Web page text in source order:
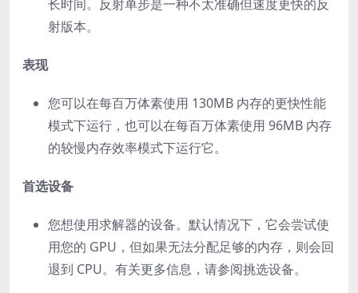
长时间。反射单步是一种不太准确但速度更快的反
射版本。
表现
您可以在每百万体素使用 130MB 内存的更快性能
模式下运行，也可以在每百万体素使用 96MB 内存
的较慢内存效率模式下运行它。
首选设备
您想使用求解器的设备。默认情况下，它会尝试使
用您的 GPU，但如果无法分配足够的内存，则会回
退到 CPU。有关更多信息，请参阅挑选设备。